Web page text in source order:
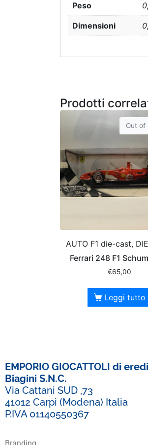
Peso
Dimensioni
Prodotti
Out of
AUTO F1 die-cast,
Ferrari 248 F1
€65,00
Leggi tutto
EMPORIO GIOCATTOLI di eredi
Biagini S.N.C.
Via Cattani SUD ,73
41012 Carpi (Modena) Italia
P.IVA 01140550367
Branding